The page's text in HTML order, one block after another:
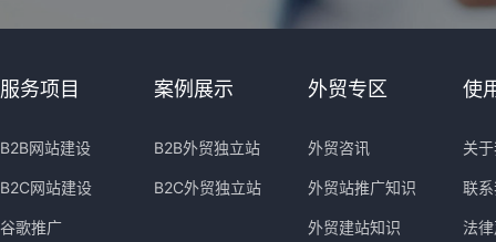
服务项目
B2B网站建设
B2C网站建设
谷歌推广
案例展示
B2B外贸独立站
B2C外贸独立站
外贸专区
外贸咨讯
外贸站推广知识
外贸建站知识
使
关
联
法